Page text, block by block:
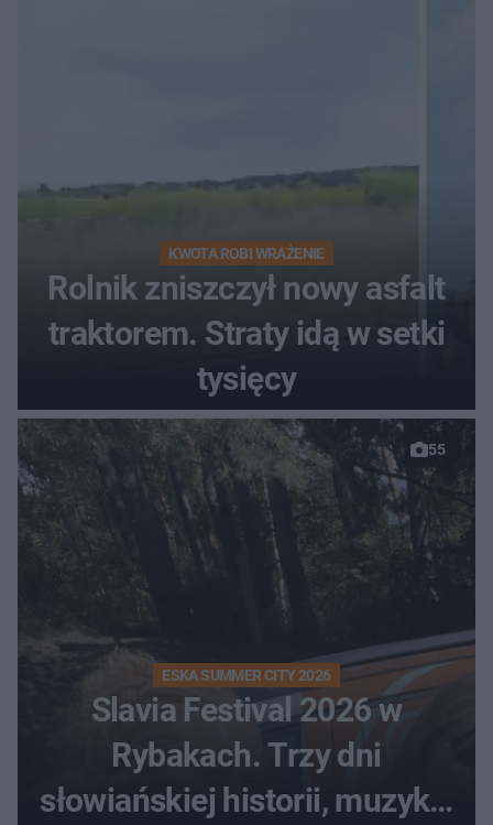
KWOTA ROBI WRAŻENIE
Rolnik zniszczył nowy asfalt
traktorem. Straty idą w setki
tysięcy
55
ESKA SUMMER CITY 2026
Slavia Festival 2026 w
Rybakach. Trzy dni
słowiańskiej historii, muzyki i